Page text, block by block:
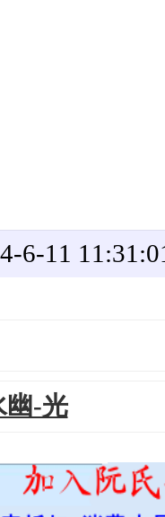
6-11
幽-光